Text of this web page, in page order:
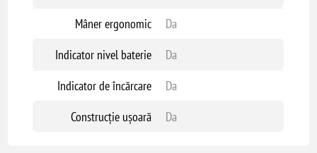
Mâner ergonomic
Da
Indicator nivel baterie
Da
Indicator de încărcare
Da
Construcție ușoară
Da